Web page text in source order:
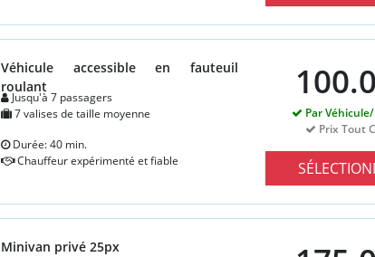
Véhicule accessible en fauteuil
roulant
Jusqu'à 7 passagers
7 valises de taille moyenne
Durée: 40 min.
Chauffeur expérimenté et fiable
Par
Prix Tout
Minivan privé 25px